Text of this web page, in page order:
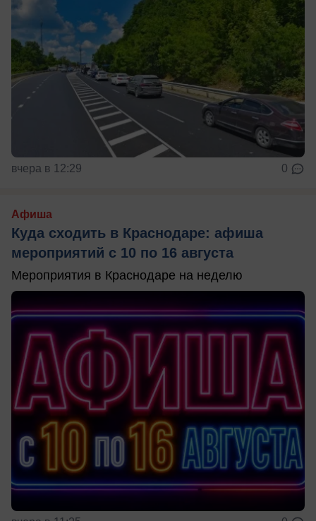
вчера в 12:29 0
Афиша
Куда сходить в Краснодаре: афиша
мероприятий с 10 по 16 августа
Мероприятия в Краснодаре на неделю